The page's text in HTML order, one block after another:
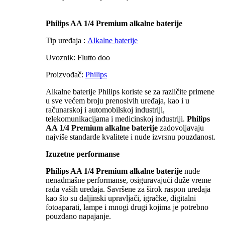
Philips AA 1/4 Premium alkalne baterije
Tip uređaja : Alkalne baterije
Uvoznik: Flutto doo
Proizvođač: Philips
Alkalne baterije Philips koriste se za različite primene
u sve većem broju prenosivih uređaja, kao i u
računarskoj i automobilskoj industriji,
telekomunikacijama i medicinskoj industriji. Philips
AA 1/4 Premium alkalne baterije zadovoljavaju
najviše standarde kvalitete i nude izvrsnu pouzdanost.
Izuzetne performanse
Philips AA 1/4 Premium alkalne baterije nude
nenadmašne performanse, osiguravajući duže vreme
rada vaših uređaja. Savršene za širok raspon uređaja
kao što su daljinski upravljači, igračke, digitalni
fotoaparati, lampe i mnogi drugi kojima je potrebno
pouzdano napajanje.